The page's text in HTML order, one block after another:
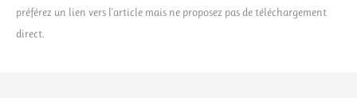
préférez un lien vers l'article mais ne proposez pas de téléchargement
direct.